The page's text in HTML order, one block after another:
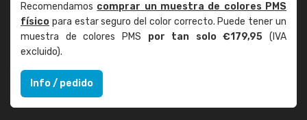
Recomendamos comprar un muestra de colores PMS
físico para estar seguro del color correcto. Puede tener un
muestra de colores PMS por tan solo €179,95 (IVA
excluido).
Info / pedido